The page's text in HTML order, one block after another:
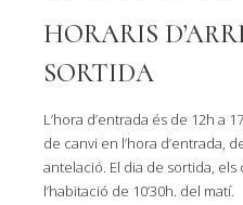
HORARIS
SORTIDA
L’hora d’entrada és de 12h a
de canvi en l’hora d’entrada,
antelació. El dia de sortida,
l’habitació de 10’30h. del matí.